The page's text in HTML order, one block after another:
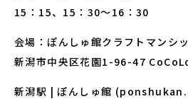
15：15、15：30～16：30
会場：ぽんしゅ館クラフトマンシ
新潟市中央区花園1-96-47
新潟駅 | ぽんしゅ館